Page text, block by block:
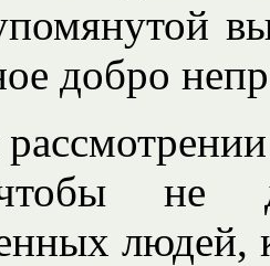
добро
не
людей,